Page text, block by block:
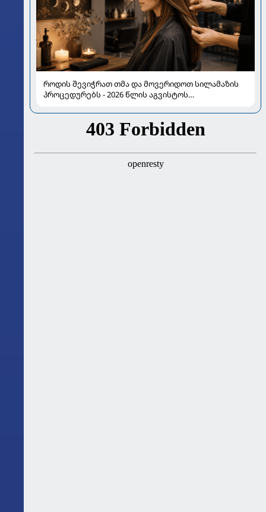
როდის შევიჭრათ თმა და მოვერიდოთ სილამაზის
პროცედურებს - 2026 წლის აგვისტოს